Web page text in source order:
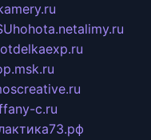
hohota.netalimy.ru
otdelkaexp.ru
c.ru